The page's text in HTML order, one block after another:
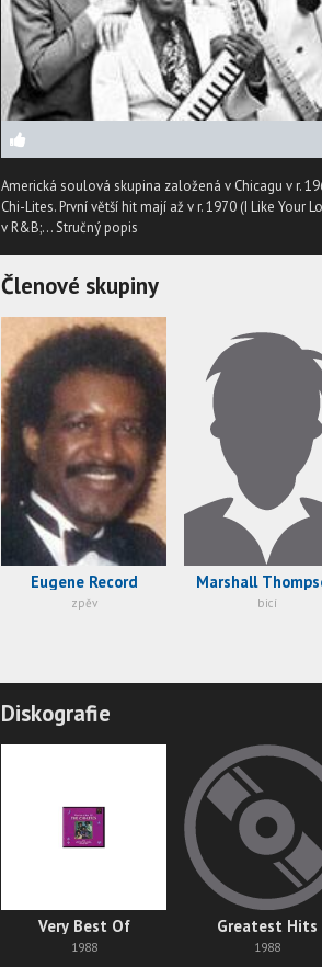
Americká soulová skupina založená v Chicagu v r.
Chi-Lites. První větší hit mají až v r. 1970 (I Like
v R&B;...Stručný popis
Členové skupiny
Eugene Record
zpěv
Marshall
bicí
Diskografie
Very Best Of
1988
Greatest Hits
1988